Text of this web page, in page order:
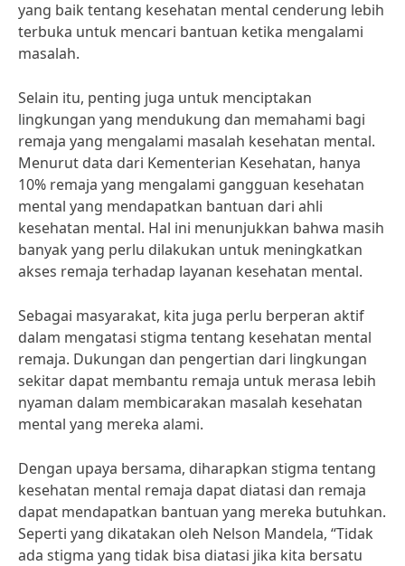
yang baik tentang kesehatan mental cenderung lebih
terbuka untuk mencari bantuan ketika mengalami
masalah.
Selain itu, penting juga untuk menciptakan
lingkungan yang mendukung dan memahami bagi
remaja yang mengalami masalah kesehatan mental.
Menurut data dari Kementerian Kesehatan, hanya
10% remaja yang mengalami gangguan kesehatan
mental yang mendapatkan bantuan dari ahli
kesehatan mental. Hal ini menunjukkan bahwa masih
banyak yang perlu dilakukan untuk meningkatkan
akses remaja terhadap layanan kesehatan mental.
Sebagai masyarakat, kita juga perlu berperan aktif
dalam mengatasi stigma tentang kesehatan mental
remaja. Dukungan dan pengertian dari lingkungan
sekitar dapat membantu remaja untuk merasa lebih
nyaman dalam membicarakan masalah kesehatan
mental yang mereka alami.
Dengan upaya bersama, diharapkan stigma tentang
kesehatan mental remaja dapat diatasi dan remaja
dapat mendapatkan bantuan yang mereka butuhkan.
Seperti yang dikatakan oleh Nelson Mandela, “Tidak
ada stigma yang tidak bisa diatasi jika kita bersatu